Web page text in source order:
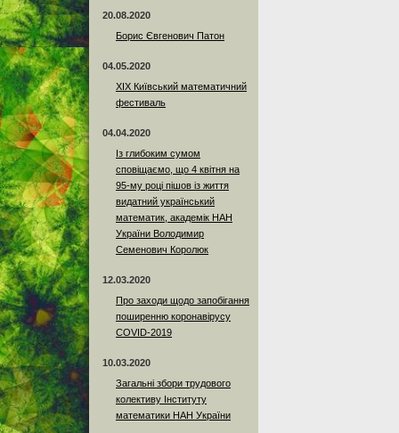
20.08.2020
Борис Євгенович Патон
04.05.2020
XIX Київський математичний
фестиваль
04.04.2020
Із глибоким сумом
сповіщаємо, що 4 квітня на
95-му році пішов із життя
видатний український
математик, академік НАН
України Володимир
Семенович Королюк
12.03.2020
Про заходи щодо запобігання
поширенню коронавірусу
COVID-2019
10.03.2020
Загальні збори трудового
колективу Інституту
математики НАН України